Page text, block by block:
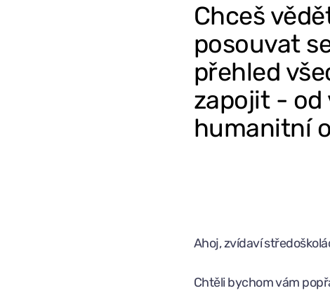
Chceš
posouvat
přehled
zapojit - od
humanitní
Ahoj, zvídaví
Chtěli bychom vám